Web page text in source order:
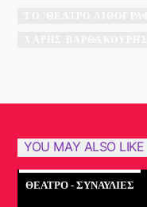
YOU MAY ALSO LIKE
ΘΈΑΤΡΟ - ΣΥΝΑΥΛΊΕΣ